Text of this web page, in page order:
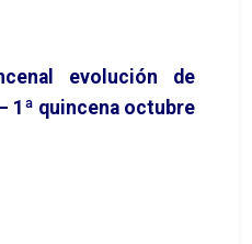
evolución de
1ª quincena octubre